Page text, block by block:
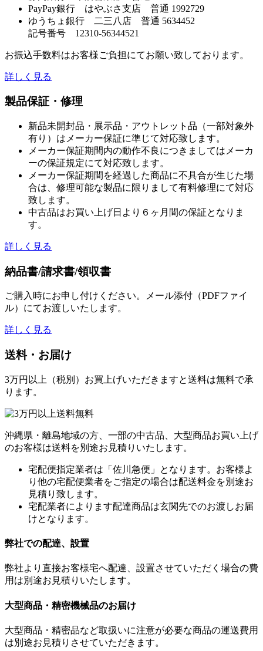
PayPay銀行 はやぶさ支店 普通 1992729
ゆうちょ銀行 二三八店 普通 5634452
記号番号 12310-56344521
お振込手数料はお客様ご負担にてお願い致しております。
詳しく見る
製品保証・修理
新品未開封品・展示品・アウトレット品（一部対象外
有り）はメーカー保証に準じて対応致します。
メーカー保証期間内の動作不良につきましてはメーカ
ーの保証規定にて対応致します。
メーカー保証期間を経過した商品に不具合が生じた場
合は、修理可能な製品に限りまして有料修理にて対応
致します。
中古品はお買い上げ日より６ヶ月間の保証となりま
す。
詳しく見る
納品書/請求書/領収書
ご購入時にお申し付けください。メール添付（PDFファイ
ル）にてお渡しいたします。
詳しく見る
送料・お届け
3万円以上（税別）お買上げいただきますと送料は無料で承
ります。
沖縄県・離島地域の方、一部の中古品、大型商品お買い上げ
のお客様は送料を別途お見積りいたします。
宅配便指定業者は「佐川急便」となります。お客様よ
り他の宅配便業者をご指定の場合は配送料金を別途お
見積り致します。
宅配業者によります配達商品は玄関先でのお渡しお届
けとなります。
弊社での配達、設置
弊社より直接お客様宅へ配達、設置させていただく場合の費
用は別途お見積りいたします。
大型商品・精密機械品のお届け
大型商品・精密品など取扱いに注意が必要な商品の運送費用
は別途お見積りさせていただきます。